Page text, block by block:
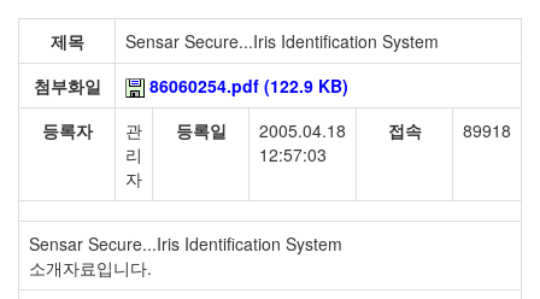
제목
Sensar Secure...Iris Identification System
첨부화일
86060254.pdf (122.9 KB)
등록자
관
리
자
등록일
2005.04.18
12:57:03
접속 89918
Sensar Secure...Iris Identification System
소개자료입니다.